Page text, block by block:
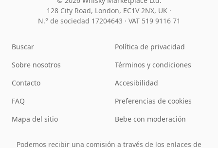
128 City Road, London, EC1V 2NX, UK ·
N.° de sociedad 17204643 · VAT 519 9116 71
Buscar
Sobre nosotros
Contacto
FAQ
Mapa del sitio
Política de privacidad
Términos y condiciones
Accesibilidad
Preferencias de cookies
Bebe con moderación
Podemos recibir una comisión a través de los enlaces de